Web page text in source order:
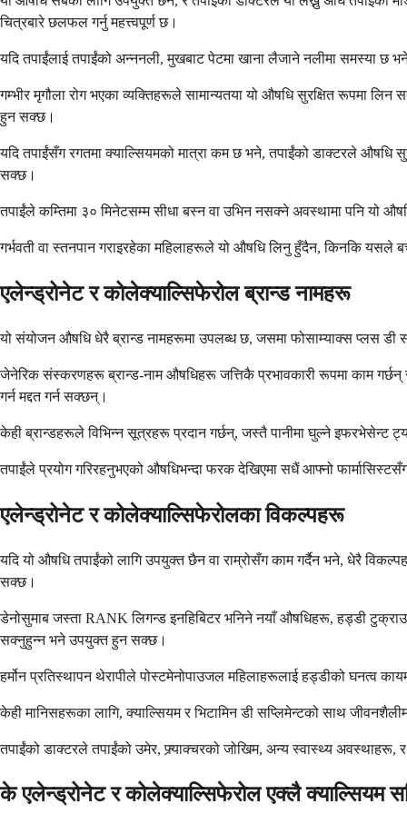
चित्रबारे छलफल गर्नु महत्त्वपूर्ण छ।
यदि तपाईंलाई तपाईंको अन्ननली, मुखबाट पेटमा खाना लैजाने नलीमा समस्या
गम्भीर मृगौला रोग भएका व्यक्तिहरूले सामान्यतया यो औषधि सुरक्षित रूपमा
हुन सक्छ।
यदि तपाईंसँग रगतमा क्याल्सियमको मात्रा कम छ भने, तपाईंको डाक्टरले
सक्छ।
तपाईंले कम्तिमा ३० मिनेटसम्म सीधा बस्न वा उभिन नसक्ने अवस्थामा पनि यो
गर्भवती वा स्तनपान गराइरहेका महिलाहरूले यो औषधि लिनु हुँदैन, किनकि यसले
एलेन्ड्रोनेट र कोलेक्याल्सिफेरोल ब्रान्ड नामहरू
यो संयोजन औषधि धेरै ब्रान्ड नामहरूमा उपलब्ध छ, जसमा फोसाम्याक्स प्लस डी
जेनेरिक संस्करणहरू ब्रान्ड-नाम औषधिहरू जत्तिकै प्रभावकारी रूपमा काम गर्छन्
गर्न मद्दत गर्न सक्छन्।
केही ब्रान्डहरूले विभिन्न सूत्रहरू प्रदान गर्छन्, जस्तै पानीमा घुल्ने इफरभेसेन्ट
तपाईंले प्रयोग गरिरहनुभएको औषधिभन्दा फरक देखिएमा सधैं आफ्नो
एलेन्ड्रोनेट र कोलेक्याल्सिफेरोलका विकल्पहरू
यदि यो औषधि तपाईंको लागि उपयुक्त छैन वा राम्रोसँग काम गर्दैन भने, धेरै
सक्छ।
डेनोसुमाब जस्ता RANK लिगन्ड इनहिबिटर भनिने नयाँ औषधिहरू, हड्डी
सक्नुहुन्न भने उपयुक्त हुन सक्छ।
हर्मोन प्रतिस्थापन थेरापीले पोस्टमेनोपाउजल महिलाहरूलाई हड्डीको घनत्व
केही मानिसहरूका लागि, क्याल्सियम र भिटामिन डी सप्लिमेन्टको साथ
तपाईंको डाक्टरले तपाईंको उमेर, फ्र्याक्चरको जोखिम, अन्य स्वास्थ्य अवस्थाहरू,
के एलेन्ड्रोनेट र कोलेक्याल्सिफेरोल एक्लै क्याल्सियम